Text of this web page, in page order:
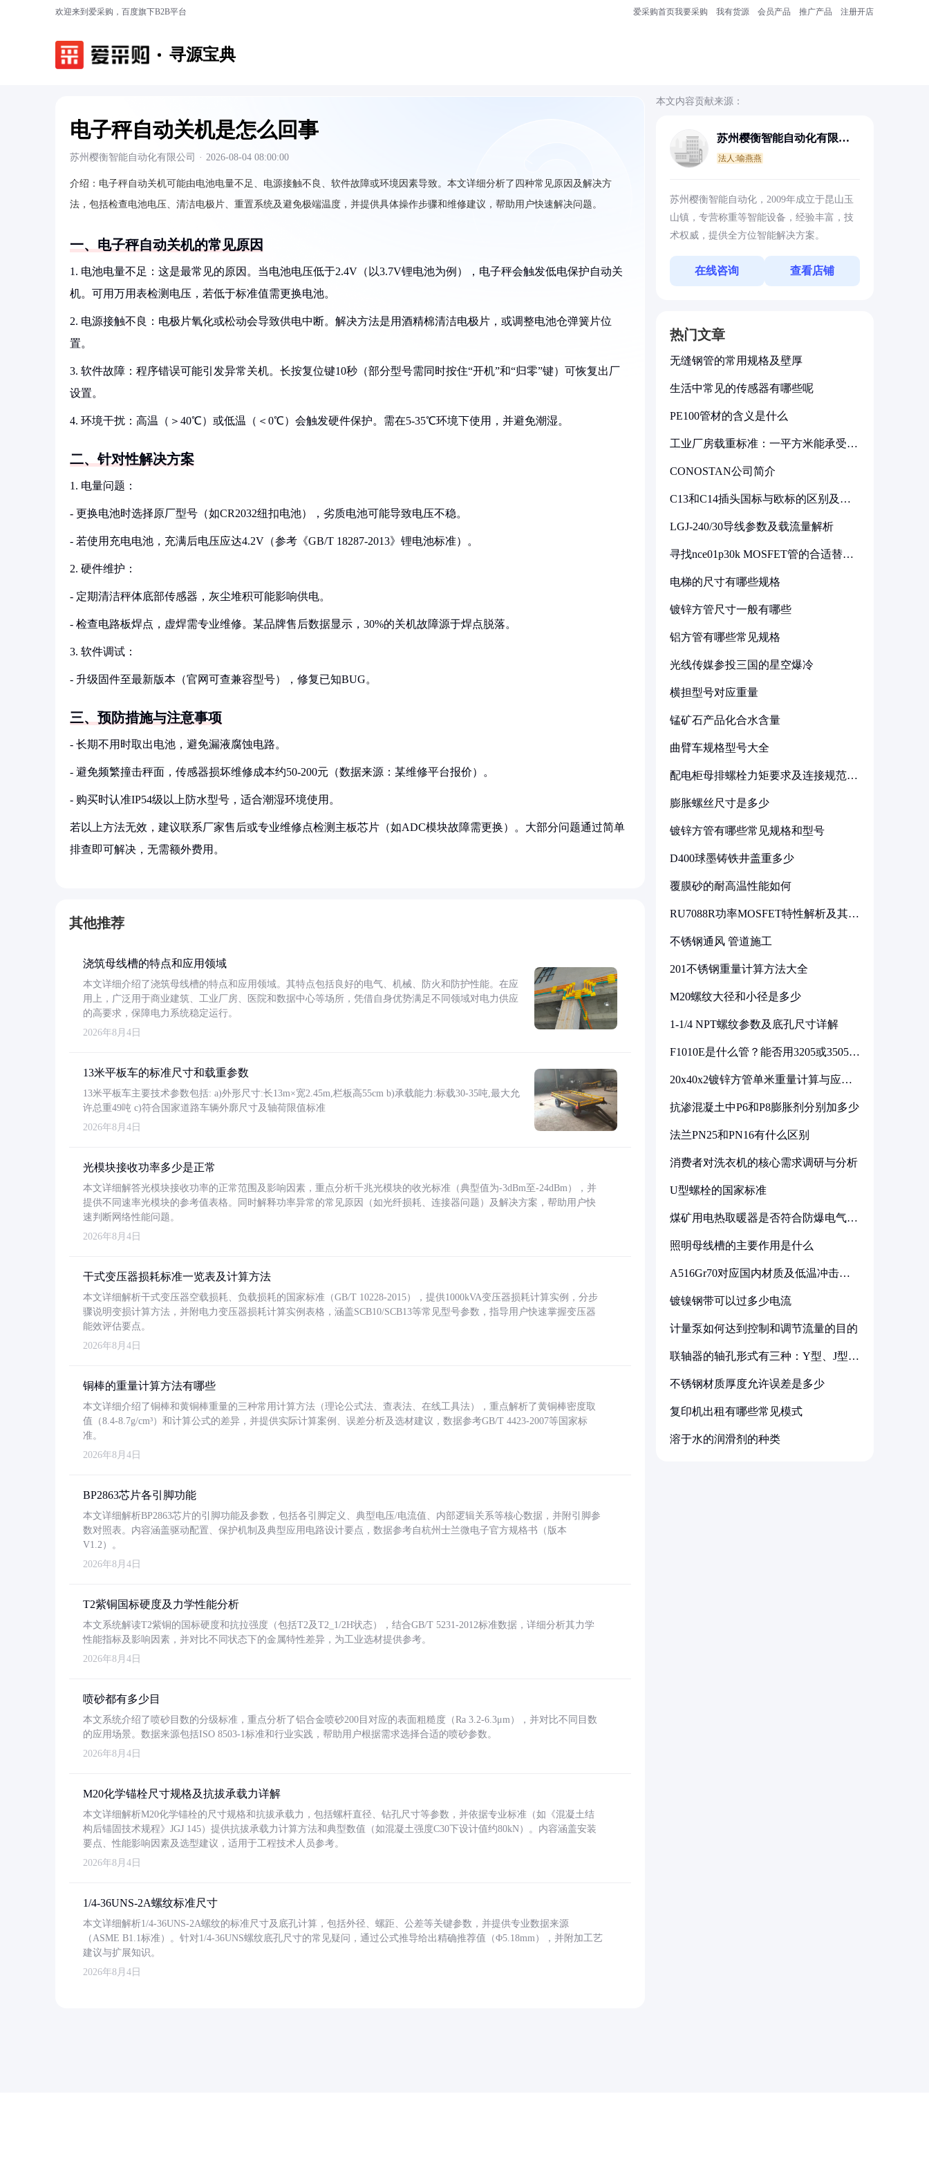
欢迎来到爱采购，百度旗下B2B平台 爱采购首页我要采购 我有货源 会员产品 推广产品 注册开店
寻源宝典
电子秤自动关机是怎么回事
苏州樱衡智能自动化有限公司 · 2026-08-04 08:00:00
介绍： 电子秤自动关机可能由电池电量不足、电源接触不良、软件故障或环境因素导致。本文详细分析了四种常见原因及解决方
法，包括检查电池电压、清洁电极片、重置系统及避免极端温度，并提供具体操作步骤和维修建议，帮助用户快速解决问题。
一、电子秤自动关机的常见原因
1. 电池电量不足：这是最常见的原因。当电池电压低于2.4V（以3.7V锂电池为例），电子秤会触发低电保护自动关
机。可用万用表检测电压，若低于标准值需更换电池。
2. 电源接触不良：电极片氧化或松动会导致供电中断。解决方法是用酒精棉清洁电极片，或调整电池仓弹簧片位
置。
3. 软件故障：程序错误可能引发异常关机。长按复位键10秒（部分型号需同时按住“开机”和“归零”键）可恢复出厂
设置。
4. 环境干扰：高温（＞40℃）或低温（＜0℃）会触发硬件保护。需在5-35℃环境下使用，并避免潮湿。
二、针对性解决方案
1. 电量问题：
- 更换电池时选择原厂型号（如CR2032纽扣电池），劣质电池可能导致电压不稳。
- 若使用充电电池，充满后电压应达4.2V（参考《GB/T 18287-2013》锂电池标准）。
2. 硬件维护：
- 定期清洁秤体底部传感器，灰尘堆积可能影响供电。
- 检查电路板焊点，虚焊需专业维修。某品牌售后数据显示，30%的关机故障源于焊点脱落。
3. 软件调试：
- 升级固件至最新版本（官网可查兼容型号），修复已知BUG。
三、预防措施与注意事项
- 长期不用时取出电池，避免漏液腐蚀电路。
- 避免频繁撞击秤面，传感器损坏维修成本约50-200元（数据来源：某维修平台报价）。
- 购买时认准IP54级以上防水型号，适合潮湿环境使用。
若以上方法无效，建议联系厂家售后或专业维修点检测主板芯片（如ADC模块故障需更换）。大部分问题通过简单
排查即可解决，无需额外费用。
其他推荐
浇筑母线槽的特点和应用领域
本文详细介绍了浇筑母线槽的特点和应用领域。其特点包括良好的电气、机械、防火和防护性能。在应
用上，广泛用于商业建筑、工业厂房、医院和数据中心等场所，凭借自身优势满足不同领域对电力供应
的高要求，保障电力系统稳定运行。
2026年8月4日
13米平板车的标准尺寸和载重参数
13米平板车主要技术参数包括: a)外形尺寸:长13m×宽2.45m,栏板高55cm b)承载能力:标载30-35吨,最大允
许总重49吨 c)符合国家道路车辆外廓尺寸及轴荷限值标准
2026年8月4日
光模块接收功率多少是正常
本文详细解答光模块接收功率的正常范围及影响因素，重点分析千兆光模块的收光标准（典型值为-3dBm至-24dBm），并
提供不同速率光模块的参考值表格。同时解释功率异常的常见原因（如光纤损耗、连接器问题）及解决方案，帮助用户快
速判断网络性能问题。
2026年8月4日
干式变压器损耗标准一览表及计算方法
本文详细解析干式变压器空载损耗、负载损耗的国家标准（GB/T 10228-2015），提供1000kVA变压器损耗计算实例，分步
骤说明变损计算方法，并附电力变压器损耗计算实例表格，涵盖SCB10/SCB13等常见型号参数，指导用户快速掌握变压器
能效评估要点。
2026年8月4日
铜棒的重量计算方法有哪些
本文详细介绍了铜棒和黄铜棒重量的三种常用计算方法（理论公式法、查表法、在线工具法），重点解析了黄铜棒密度取
值（8.4-8.7g/cm³）和计算公式的差异，并提供实际计算案例、误差分析及选材建议，数据参考GB/T 4423-2007等国家标
准。
2026年8月4日
BP2863芯片各引脚功能
本文详细解析BP2863芯片的引脚功能及参数，包括各引脚定义、典型电压/电流值、内部逻辑关系等核心数据，并附引脚参
数对照表。内容涵盖驱动配置、保护机制及典型应用电路设计要点，数据参考自杭州士兰微电子官方规格书（版本
V1.2）。
2026年8月4日
T2紫铜国标硬度及力学性能分析
本文系统解读T2紫铜的国标硬度和抗拉强度（包括T2及T2_1/2H状态），结合GB/T 5231-2012标准数据，详细分析其力学
性能指标及影响因素，并对比不同状态下的金属特性差异，为工业选材提供参考。
2026年8月4日
喷砂都有多少目
本文系统介绍了喷砂目数的分级标准，重点分析了铝合金喷砂200目对应的表面粗糙度（Ra 3.2-6.3μm），并对比不同目数
的应用场景。数据来源包括ISO 8503-1标准和行业实践，帮助用户根据需求选择合适的喷砂参数。
2026年8月4日
M20化学锚栓尺寸规格及抗拔承载力详解
本文详细解析M20化学锚栓的尺寸规格和抗拔承载力，包括螺杆直径、钻孔尺寸等参数，并依据专业标准（如《混凝土结
构后锚固技术规程》JGJ 145）提供抗拔承载力计算方法和典型数值（如混凝土强度C30下设计值约80kN）。内容涵盖安装
要点、性能影响因素及选型建议，适用于工程技术人员参考。
2026年8月4日
1/4-36UNS-2A螺纹标准尺寸
本文详细解析1/4-36UNS-2A螺纹的标准尺寸及底孔计算，包括外径、螺距、公差等关键参数，并提供专业数据来源
（ASME B1.1标准）。针对1/4-36UNS螺纹底孔尺寸的常见疑问，通过公式推导给出精确推荐值（Φ5.18mm），并附加工艺
建议与扩展知识。
2026年8月4日
本文内容贡献来源：
苏州樱衡智能自动化有限公
法人:喻燕燕
苏州樱衡智能自动化，2009年成立于昆山玉
山镇，专营称重等智能设备，经验丰富，技
术权威，提供全方位智能解决方案。
在线咨询 查看店铺
热门文章
无缝钢管的常用规格及壁厚
生活中常见的传感器有哪些呢
PE100管材的含义是什么
工业厂房载重标准：一平方米能承受多
CONOSTAN公司简介
C13和C14插头国标与欧标的区别及其
LGJ-240/30导线参数及载流量解析
寻找nce01p30k MOSFET管的合适替代
电梯的尺寸有哪些规格
镀锌方管尺寸一般有哪些
铝方管有哪些常见规格
光线传媒参投三国的星空爆冷
横担型号对应重量
锰矿石产品化合水含量
曲臂车规格型号大全
配电柜母排螺栓力矩要求及连接规范详
膨胀螺丝尺寸是多少
镀锌方管有哪些常见规格和型号
D400球墨铸铁井盖重多少
覆膜砂的耐高温性能如何
RU7088R功率MOSFET特性解析及其在
不锈钢通风 管道施工
201不锈钢重量计算方法大全
M20螺纹大径和小径是多少
1-1/4 NPT螺纹参数及底孔尺寸详解
F1010E是什么管？能否用3205或3505代
20x40x2镀锌方管单米重量计算与应用
抗渗混凝土中P6和P8膨胀剂分别加多少
法兰PN25和PN16有什么区别
消费者对洗衣机的核心需求调研与分析
U型螺栓的国家标准
煤矿用电热取暖器是否符合防爆电气设
照明母线槽的主要作用是什么
A516Gr70对应国内材质及低温冲击要
镀镍钢带可以过多少电流
计量泵如何达到控制和调节流量的目的
联轴器的轴孔形式有三种：Y型、J型、
不锈钢材质厚度允许误差是多少
复印机出租有哪些常见模式
溶于水的润滑剂的种类